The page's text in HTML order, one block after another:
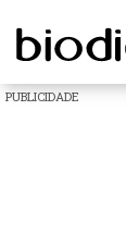
PUBLICIDADE